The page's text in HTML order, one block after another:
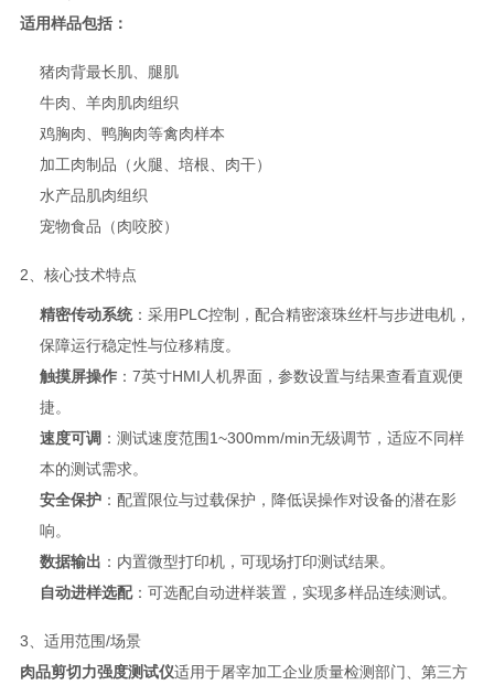
适用样品包括：
猪肉背最长肌、腿肌
牛肉、羊肉肌肉组织
鸡胸肉、鸭胸肉等禽肉样本
加工肉制品（火腿、培根、肉干）
水产品肌肉组织
宠物食品（肉咬胶）
2、核心技术特点
精密传动系统：采用PLC控制，配合精密滚珠丝杆与步进电机，
保障运行稳定性与位移精度。
触摸屏操作：7英寸HMI人机界面，参数设置与结果查看直观便
捷。
速度可调 ：测试速度范围1~300mm/min无级调节，适应不同样
本的测试需求。
安全保护：配置限位与过载保护，降低误操作对设备的潜在影
响。
数据输出 ：内置微型打印机，可现场打印测试结果。
自动进样选配：可选配自动进样装置，实现多样品连续测试。
3、适用范围/场景
肉品剪切力强度测试仪适用于屠宰加工企业质量检测部门、第三方